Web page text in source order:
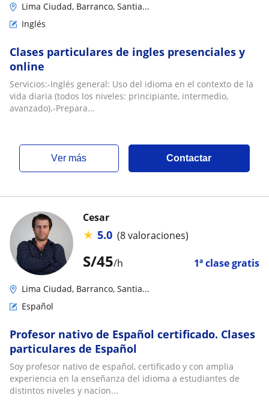
Lima Ciudad, Barranco, Santia...
Inglés
Clases particulares de ingles presenciales y
online
Servicios:-Inglés general: Uso del idioma en el contexto de la
vida diaria (todos los niveles: principiante, intermedio,
avanzado).-Prepara...
ver más Contactar
S/45/h 1ª clase gratis
Cesar
★ 5.0 (8 valoraciones)
Lima Ciudad, Barranco, Santia...
Español
Profesor nativo de Español certificado. Clases
particulares de Español
Soy profesor nativo de español, certificado y con amplia
experiencia en la enseñanza del idioma a estudiantes de
distintos niveles y nacion...